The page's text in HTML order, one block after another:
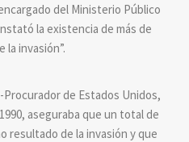
del Ministerio Público
la existencia de más de
la invasión”.
de Estados Unidos,
aseguraba que un total de
resultado de la invasión y que